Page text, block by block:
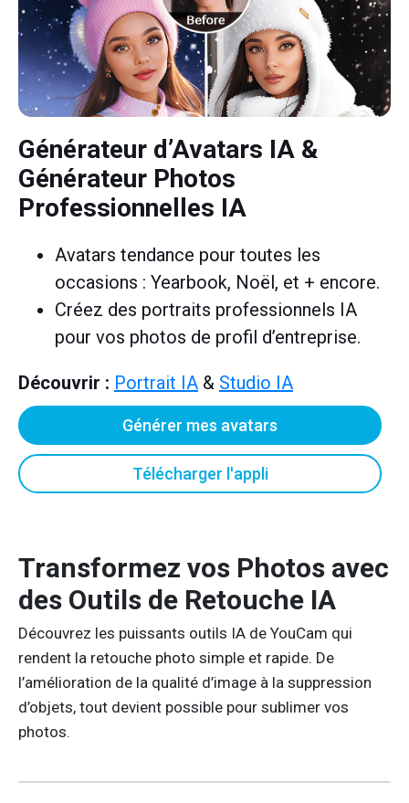
Générateur d’Avatars IA &
Générateur Photos
Professionnelles IA
Avatars tendance pour toutes les
occasions : Yearbook, Noël, et + encore.
Créez des portraits professionnels IA
pour vos photos de profil d’entreprise.
Découvrir : Portrait IA & Studio IA
Générer mes avatars
Télécharger l'appli
Transformez vos Photos avec
des Outils de Retouche IA
Découvrez les puissants outils IA de YouCam qui
rendent la retouche photo simple et rapide. De
l’amélioration de la qualité d’image à la suppression
d’objets, tout devient possible pour sublimer vos
photos.